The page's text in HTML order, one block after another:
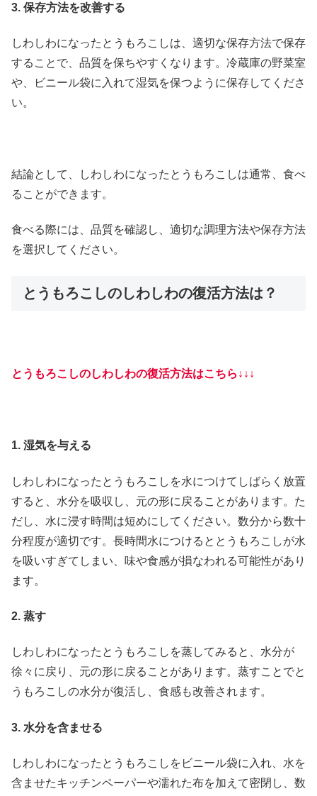
3. 保存方法を改善する
しわしわになったとうもろこしは、適切な保存方法で保存
することで、品質を保ちやすくなります。冷蔵庫の野菜室
や、ビニール袋に入れて湿気を保つように保存してくださ
い。
結論として、しわしわになったとうもろこしは通常、食べ
ることができます。
食べる際には、品質を確認し、適切な調理方法や保存方法
を選択してください。
とうもろこしのしわしわの復活方法は？
とうもろこしのしわしわの復活方法はこちら↓↓↓
1. 湿気を与える
しわしわになったとうもろこしを水につけてしばらく放置
すると、水分を吸収し、元の形に戻ることがあります。た
だし、水に浸す時間は短めにしてください。数分から数十
分程度が適切です。長時間水につけるととうもろこしが水
を吸いすぎてしまい、味や食感が損なわれる可能性があり
ます。
2. 蒸す
しわしわになったとうもろこしを蒸してみると、水分が
徐々に戻り、元の形に戻ることがあります。蒸すことでと
うもろこしの水分が復活し、食感も改善されます。
3. 水分を含ませる
しわしわになったとうもろこしをビニール袋に入れ、水を
含ませたキッチンペーパーや濡れた布を加えて密閉し、数